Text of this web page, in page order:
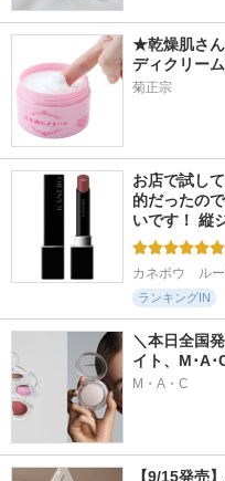
4.6
16876件
アイラッシュトニッ
ク
DHC
★乾燥肌さ
ディクリー
菊正宗
お店で試し
的だったの
いです！ 縦
カネボウ　ル
ランキングIN
＼本日全国
イト、M･A･
M・A・C
【9/15発売